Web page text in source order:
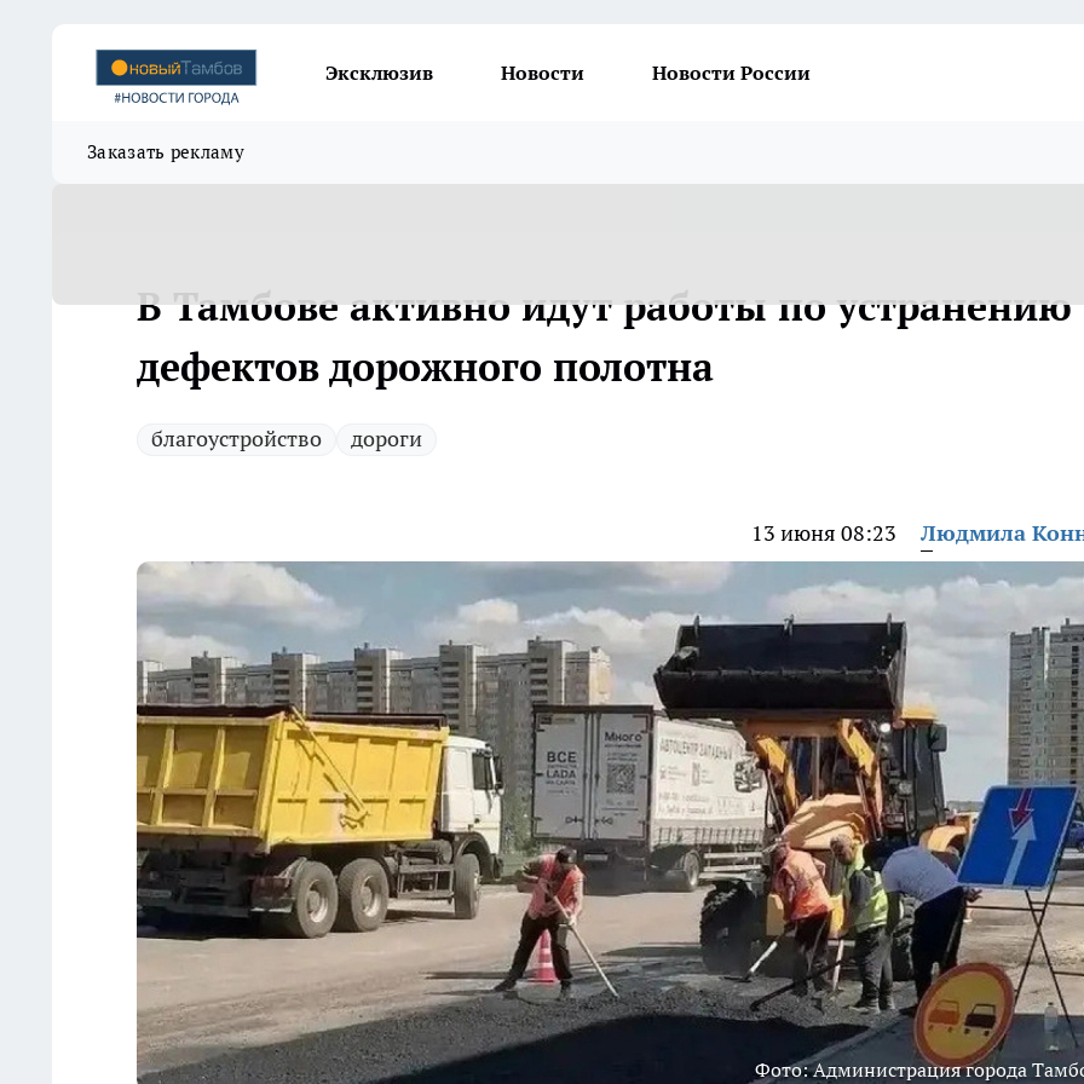
Эксклюзив Новости Новости России
Заказать рекламу
В Тамбове активно идут работы по устранению
дефектов дорожного полотна
благоустройство дороги
13 июня 08:23 Людмила
Фото: Администрация города